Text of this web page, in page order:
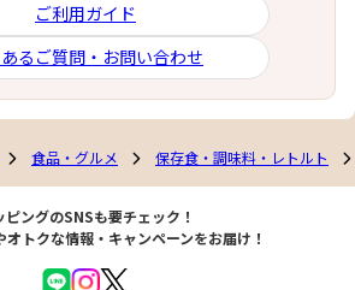
ご利用ガイド
るご質問・お問い合わせ
食品・グルメ 保存食・調味料・レトルト
ピングのSNSも要チェック！
オトクな情報・キャンペーンをお届け！